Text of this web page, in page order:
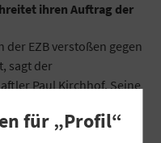
ihren Auftrag der
der EZB verstoßen gegen
sagt der
Paul Kirchhof. Seine
Sparda-Banken. Im
für „Profil“